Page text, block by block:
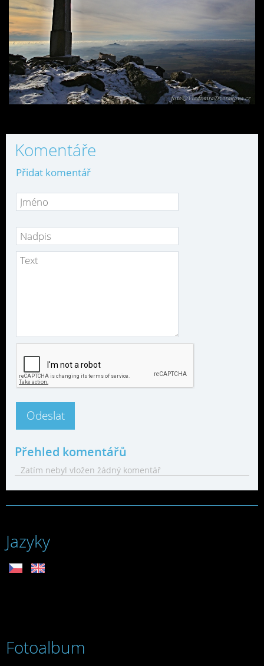
Komentáře
Přidat komentář
Přehled komentářů
Zatím nebyl vložen žádný komentář
Jazyky
Fotoalbum